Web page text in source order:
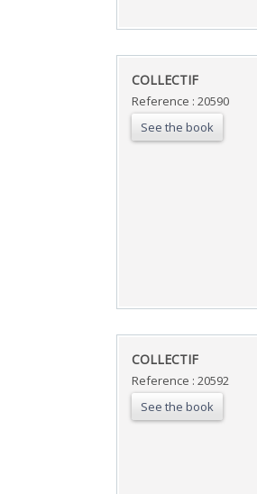
‎COLLECTIF‎
Reference : 20590
See the book
‎COLLECTIF‎
Reference : 20592
See the book